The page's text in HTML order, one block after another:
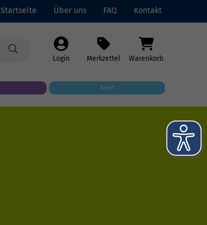
Startseite Über uns FAQ Kontakt
Login Merkzettel Warenkorb
Beruf